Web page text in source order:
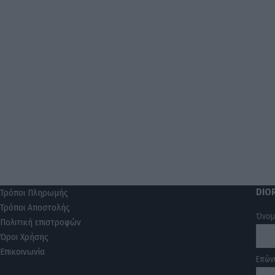
Τρόποι Πληρωμής
Τρόποι Αποστολής
Πολιτική επιστροφών
Όροι Χρήσης
Επικοινωνία